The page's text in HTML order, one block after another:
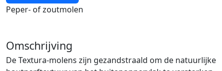
Peper- of zoutmolen
Omschrijving
De Textura-molens zijn gezandstraald om de natuurlijke